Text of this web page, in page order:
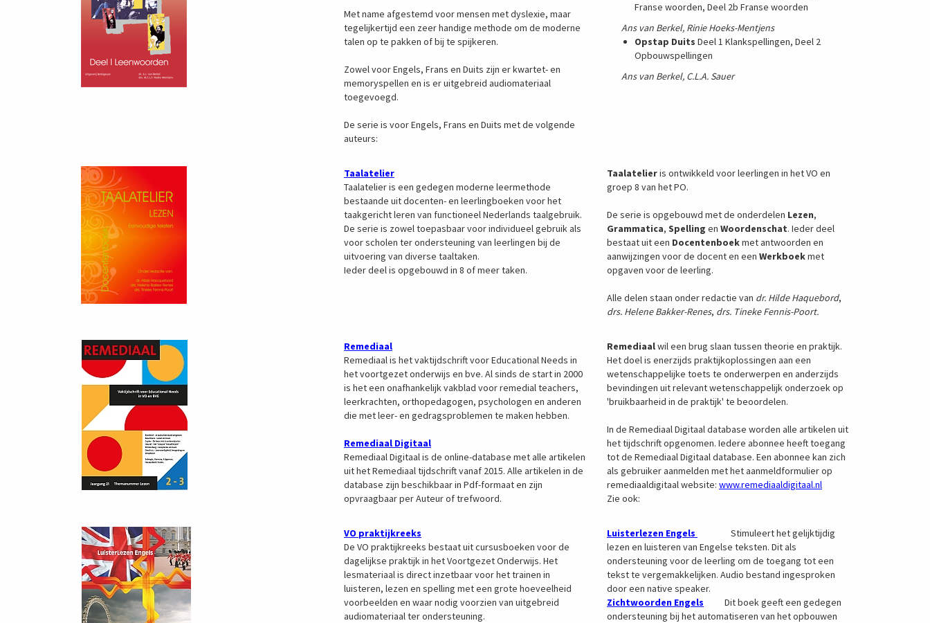
Met name afgestemd voor mensen met dyslexie, maar
tegelijkertijd een zeer handige methode om de moderne
talen op te pakken of bij te spijkeren.
Zowel voor Engels, Frans en Duits zijn er kwartet- en
memoryspellen en is er uitgebreid audiomateriaal
toegevoegd.
De serie is voor Engels, Frans en Duits met de volgende
auteurs:
Franse woorden, Deel 2b Franse woorden
Ans van Berkel, Rinie Hoeks-Mentjens
Opstap Duits Deel 1 Klankspellingen, Deel 2
Opbouwspellingen
Ans van Berkel, C.L.A. Sauer
Taalatelier
Taalatelier is een gedegen moderne leermethode
bestaande uit docenten- en leerlingboeken voor het
taakgericht leren van functioneel Nederlands taalgebruik.
De serie is zowel toepasbaar voor individueel gebruik als
voor scholen ter ondersteuning van leerlingen bij de
uitvoering van diverse taaltaken.
Ieder deel is opgebouwd in 8 of meer taken.
Taalatelieris ontwikkeld voor leerlingen in het VO en
groep 8 van het PO.
De serie is opgebouwd met de onderdelen Lezen,
Grammatica, Spelling en Woordenschat. Ieder deel
bestaat uit een Docentenboekmet antwoorden en
aanwijzingen voor de docent en een Werkboekmet
opgaven voor de leerling.
Alle delen staan onder redactie van dr. Hilde Haquebord,
drs. Helene Bakker-Renes, drs. Tineke Fennis-Poort.
Remediaal
Remediaal is het vaktijdschrift voor Educational Needs in
het voortgezet onderwijs en bve. Al sinds de start in 2000
is het een onafhankelijk vakblad voor remedial teachers,
leerkrachten, orthopedagogen, psychologen en anderen
die met leer- en gedragsproblemen te maken hebben.
Remediaal Digitaal
Remediaal Digitaal is de online-database met alle artikelen
uit het Remediaal tijdschrift vanaf 2015. Alle artikelen in de
database zijn beschikbaar in Pdf-formaat en zijn
opvraagbaar per Auteur of trefwoord.
Remediaalwil een brug slaan tussen theorie en praktijk.
Het doel is enerzijds praktijkoplossingen aan een
wetenschappelijke toets te onderwerpen en anderzijds
bevindingen uit relevant wetenschappelijk onderzoek op
'bruikbaarheid in de praktijk' te beoordelen.
In de Remediaal Digitaal database worden alle artikelen uit
het tijdschrift opgenomen. Iedere abonnee heeft toegang
tot de Remediaal Digitaal database. Een abonnee kan zich
als gebruiker aanmelden met het aanmeldformulier op
remediaaldigitaal website: www.remediaaldigitaal.nl
Zie ook:
VO praktijkreeks
De VO praktijkreeks bestaat uit cursusboeken voor de
dagelijkse praktijk in het Voortgezet Onderwijs. Het
lesmateriaal is direct inzetbaar voor het trainen in
luisteren, lezen en spelling met een grote hoeveelheid
voorbeelden en waar nodig voorzien van uitgebreid
audiomateriaal ter ondersteuning.
Luisterlezen Engels
Stimuleert het gelijktijdig
lezen en luisteren van Engelse teksten. Dit als
ondersteuning voor de leerling om de toegang tot een
tekst te vergemakkelijken. Audio bestand ingesproken
door een native speaker.
Zichtwoorden Engels Dit boek geeft een gedegen
ondersteuning bij het automatiseren van het opbouwen